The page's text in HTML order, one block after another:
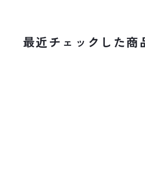
最近チェックした商